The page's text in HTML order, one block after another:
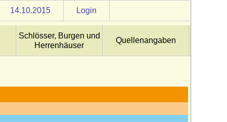
14.10.2015 Login
Schlösser, Burgen und
Herrenhäuser
Quellenangaben